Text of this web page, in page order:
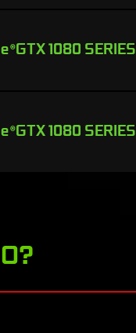
®GTX 1080 SERIES
®GTX 1080 SERIES